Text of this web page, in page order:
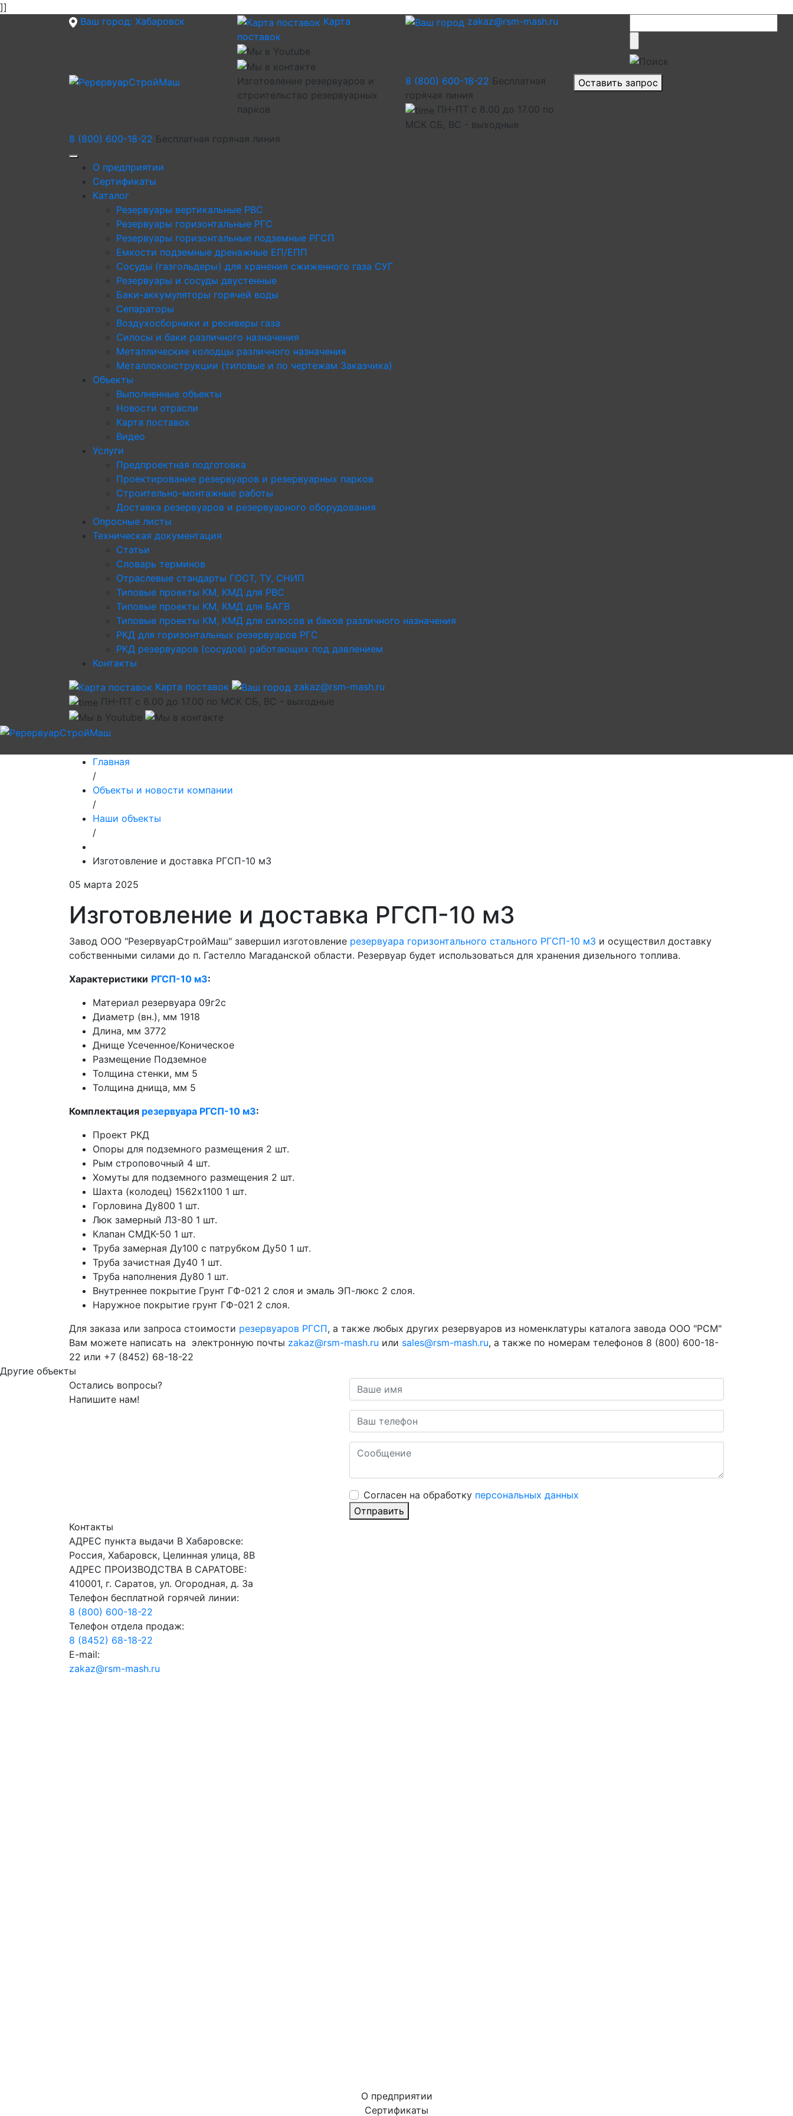
]]
Ваш город: Хабаровск
Карта
поставок
zakaz@rsm-mash.ru
Изготовление резервуаров и
строительство резервуарных
парков
8 (800) 600-18-22 Бесплатная
горячая линия
ПН-ПТ с 8.00 до 17.00 по
МСК СБ, ВС - выходные
Оставить запрос
8 (800) 600-18-22 Бесплатная горячая линия
О предприятии
Сертификаты
Каталог
Резервуары вертикальные РВС
Резервуары горизонтальные РГС
Резервуары горизонтальные подземные РГСП
Емкости подземные дренажные ЕП/ЕПП
Сосуды (газгольдеры) для хранения сжиженного газа СУГ
Резервуары и сосуды двустенные
Баки-аккумуляторы горячей воды
Сепараторы
Воздухосборники и ресиверы газа
Силосы и баки различного назначения
Металлические колодцы различного назначения
Металлоконструкции (типовые и по чертежам Заказчика)
Объекты
Выполненные объекты
Новости отрасли
Карта поставок
Видео
Услуги
Предпроектная подготовка
Проектирование резервуаров и резервуарных парков
Строительно-монтажные работы
Доставка резервуаров и резервуарного оборудования
Опросные листы
Техническая документация
Статьи
Словарь терминов
Отраслевые стандарты ГОСТ, ТУ, СНИП
Типовые проекты КМ, КМД для РВС
Типовые проекты КМ, КМД для БАГВ
Типовые проекты КМ, КМД для силосов и баков различного назначения
РКД для горизонтальных резервуаров РГС
РКД резервуаров (сосудов) работающих под давлением
Контакты
Карта поставок
zakaz@rsm-mash.ru
ПН-ПТ с 8.00 до 17.00 по МСК СБ, ВС - выходные
Главная
/
Объекты и новости компании
/
Наши объекты
/
Изготовление и доставка РГСП-10 м3
05 марта 2025
Изготовление и доставка РГСП-10 м3
Завод ООО "РезервуарСтройМаш" завершил изготовление резервуара горизонтального стального РГСП-10 м3 и осуществил доставку
собственными силами до п. Гастелло Магаданской области. Резервуар будет использоваться для хранения дизельного топлива.
Характеристики РГСП-10 м3:
Материал резервуара 09г2с
Диаметр (вн.), мм 1918
Длина, мм 3772
Днище Усеченное/Коническое
Размещение Подземное
Толщина стенки, мм 5
Толщина днища, мм 5
Комплектация резервуара РГСП-10 м3:
Проект РКД
Опоры для подземного размещения 2 шт.
Рым строповочный 4 шт.
Хомуты для подземного размещения 2 шт.
Шахта (колодец) 1562х1100 1 шт.
Горловина Ду800 1 шт.
Люк замерный ЛЗ-80 1 шт.
Клапан СМДК-50 1 шт.
Труба замерная Ду100 с патрубком Ду50 1 шт.
Труба зачистная Ду40 1 шт.
Труба наполнения Ду80 1 шт.
Внутреннее покрытие Грунт ГФ-021 2 слоя и эмаль ЭП-люкс 2 слоя.
Наружное покрытие грунт ГФ-021 2 слоя.
Для заказа или запроса стоимости резервуаров РГСП, а также любых других резервуаров из номенклатуры каталога завода ООО "РСМ"
Вам можете написать на электронную почты zakaz@rsm-mash.ru или sales@rsm-mash.ru, а также по номерам телефонов 8 (800) 600-18-
22 или +7 (8452) 68-18-22
Другие объекты
Остались вопросы?
Напишите нам!
Cогласен на обработку персональных данных
Отправить
Контакты
АДРЕС пункта выдачи В Хабаровске:
Россия, Хабаровск, Целинная улица, 8В
АДРЕС ПРОИЗВОДСТВА В САРАТОВЕ:
410001, г. Саратов, ул. Огородная, д. 3а
Телефон бесплатной горячей линии:
8 (800) 600-18-22
Телефон отдела продаж:
8 (8452) 68-18-22
E-mail:
zakaz@rsm-mash.ru
О предприятии
Сертификаты